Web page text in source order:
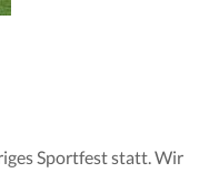
Sportfest statt. Wir